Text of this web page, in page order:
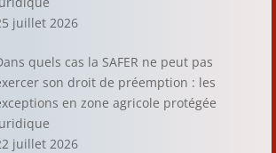
juillet 2026
quels cas la SAFER ne peut pas
son droit de préemption : les
en zone agricole protégée
juillet 2026